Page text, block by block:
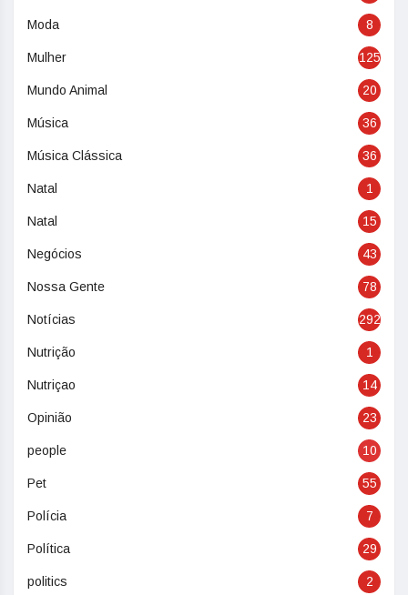
Moda 8
Mulher 125
Mundo Animal 20
Música 36
Música Clássica 36
Natal 1
Natal 15
Negócios 43
Nossa Gente 78
Notícias 292
Nutrição 1
Nutriçao 14
Opinião 23
people 10
Pet 55
Polícia 7
Política 29
politics 2